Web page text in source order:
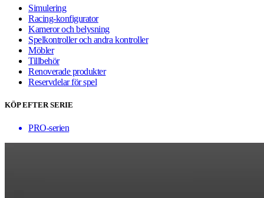
Simulering
Racing-konfigurator
Kameror och belysning
Spelkontroller och andra kontroller
Möbler
Tillbehör
Renoverade produkter
Reservdelar för spel
KÖP EFTER SERIE
PRO-serien